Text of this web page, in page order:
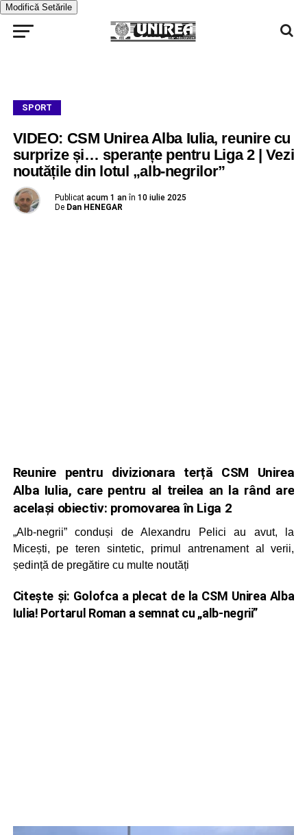
Modifică Setările
SPORT
VIDEO: CSM Unirea Alba Iulia, reunire cu
surprize și… speranțe pentru Liga 2 | Vezi
noutățile din lotul „alb-negrilor”
Publicat acum 1 an în 10 iulie 2025
De Dan HENEGAR
Reunire pentru divizionara terță CSM Unirea
Alba Iulia, care pentru al treilea an la rând are
același obiectiv: promovarea în Liga 2
„Alb-negrii” conduși de Alexandru Pelici au avut, la
Micești, pe teren sintetic, primul antrenament al verii,
ședință de pregătire cu multe noutăți
Citește și: Golofca a plecat de la CSM Unirea Alba
Iulia! Portarul Roman a semnat cu „alb-negrii”